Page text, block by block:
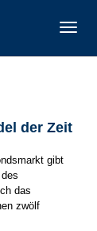
der Zeit
gibt
das
zwölf